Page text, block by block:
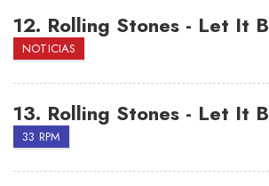
12. Rolling Stones - Let It
NOTICIAS
13. Rolling Stones - Let It
33 RPM